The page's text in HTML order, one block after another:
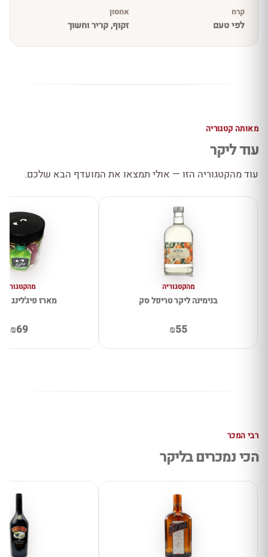
קרח
לפי טעם
אחסון
זקוף, קריר וחשוך
מאותה קטגוריה
עוד ליקר
עוד מהקטגוריה הזו — אולי תמצאו את המועדף הבא שלכם.
מהקטגוריה
בנימינה ליקר טריפל סק
₪55
מהקטגוריה
מארז פיג'לינג 8 יחידות
₪69
רבי המכר
הכי נמכרים בליקר